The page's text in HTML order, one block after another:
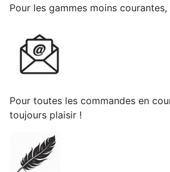
Pour les gammes moins
Pour toutes les commandes en
toujours plaisir !